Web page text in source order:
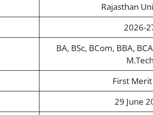
Rajasthan
2026-
BA, BSc, BCom, BBA,
M.Tech
First
29 June